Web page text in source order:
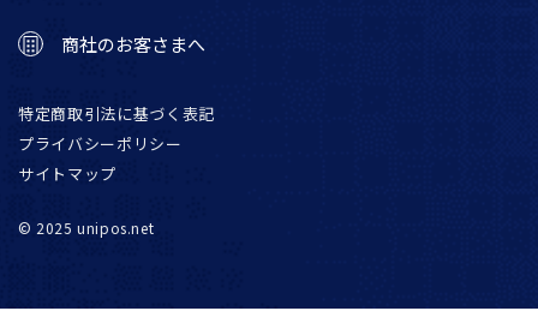
商社のお客さまへ
© 2025 unipos.net
特定商取引法に基づく表記
プライバシーポリシー
サイトマップ